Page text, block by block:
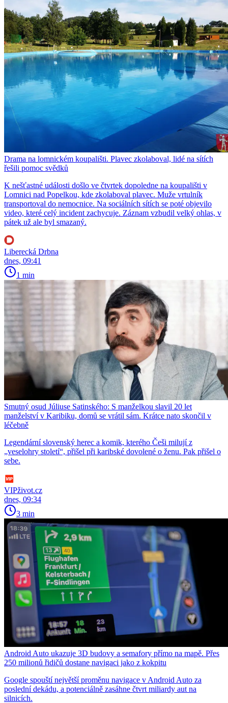
Drama na lomnickém koupališti. Plavec zkolaboval, lidé na sítích
řešili pomoc svědků
K nešťastné události došlo ve čtvrtek dopoledne na koupališti v
Lomnici nad Popelkou, kde zkolaboval plavec. Muže vrtulník
transportoval do nemocnice. Na sociálních sítích se poté objevilo
video, které celý incident zachycuje. Záznam vzbudil velký ohlas, v
pátek už ale byl smazaný.
Liberecká Drbna
dnes, 09:41
1 min
Smutný osud Júliuse Satinského: S manželkou slavil 20 let
manželství v Karibiku, domů se vrátil sám. Krátce nato skončil v
léčebně
Legendární slovenský herec a komik, kterého Češi milují z
„veselohry století“, přišel při karibské dovolené o ženu. Pak přišel o
sebe.
VIPživot.cz
dnes, 09:34
3 min
Android Auto ukazuje 3D budovy a semafory přímo na mapě. Přes
250 milionů řidičů dostane navigaci jako z kokpitu
Google spouští největší proměnu navigace v Android Auto za
poslední dekádu, a potenciálně zasáhne čtvrt miliardy aut na
silnicích.